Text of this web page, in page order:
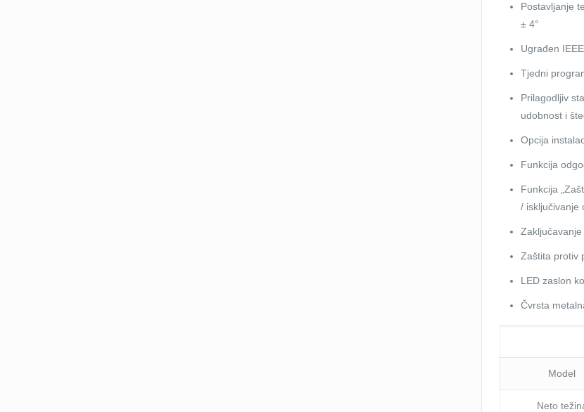
Postavljanje
± 4°
Ugrađen
Tjedni
Prilagodljiv
udobnost i
Opcija
Funkcija
Funkcija
/ isključivanje
Zaštita protiv
LED zaslon
Čvrsta
Model
Neto